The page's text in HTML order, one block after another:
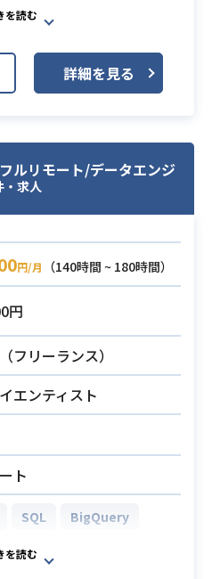
Django
Web Services)
Kubernetes
ウド機械学習プラットフ
ビスに付随するデータ分
Pipelines
続
モデル構築
イント構築機能を実装
析
ボード、データビジュアル
(実装方法検討中)
経験2年以上
析経験
ライブラリーを触れた経
詳細を見る
ルリモート/データエンジ
・求人
円/月
（140時間 ~ 180時間）
円
フリーランス）
エンティスト
ト
SQL
BigQuery
Web Services)